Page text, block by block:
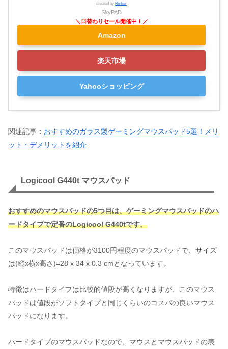
created by Rinker
SkyPAD
Amazon
楽天市場
Yahooショッピング
関連記事： おすすめのガラス製ゲーミングマウスパッド5選！メリ
ット・デメリットを紹介
Logicool G440t マウスパッド
おすすめのマウスパッドの5つ目は、ゲーミングマウスパッドのハ
ードタイプで定番のLogicool G440tです。
このマウスパッドは価格が3100円程度のマウスパッドで、サイズ
は(縦x横x高さ)=28 x 34 x 0.3 cmとなっています。
特徴はハードタイプは比較的値段が高くなりますが、このマウス
パッドは値段がソフトタイプと同じくらいのコスパの良いマウス
パッドになります。
ハードタイプのマウスパッドなので、マウスとマウスパッドの表